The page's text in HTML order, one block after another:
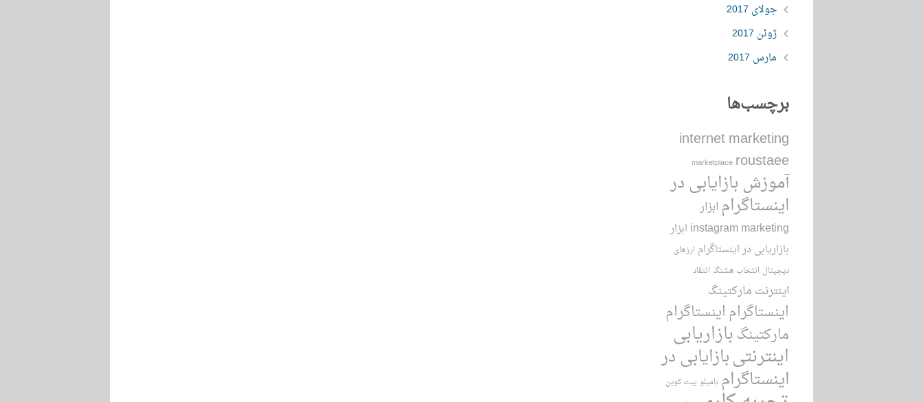
جولای 2017
ژوئن 2017
مارس 2017
برچسب‌ها
internet marketing
marketplace roustaee
آموزش بازایابی در
اینستاگرام ابزار
instagram marketing ابزار
بازاریابی در اینستاگرام ارزهای
دیجیتال انتخاب هشتگ انتقاد
اینترنت مارکتینگ
اینستاگراماینستاگرام
مارکتینگبازاریابی
اینترنتیبازایابی در
اینستاگرام بامیلو بیت کوین